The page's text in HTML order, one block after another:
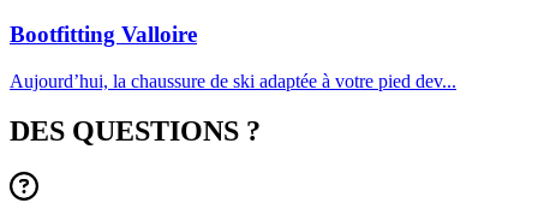
Bootfitting Valloire
Aujourd’hui, la chaussure de ski adaptée à votre pied dev...
DES QUESTIONS ?